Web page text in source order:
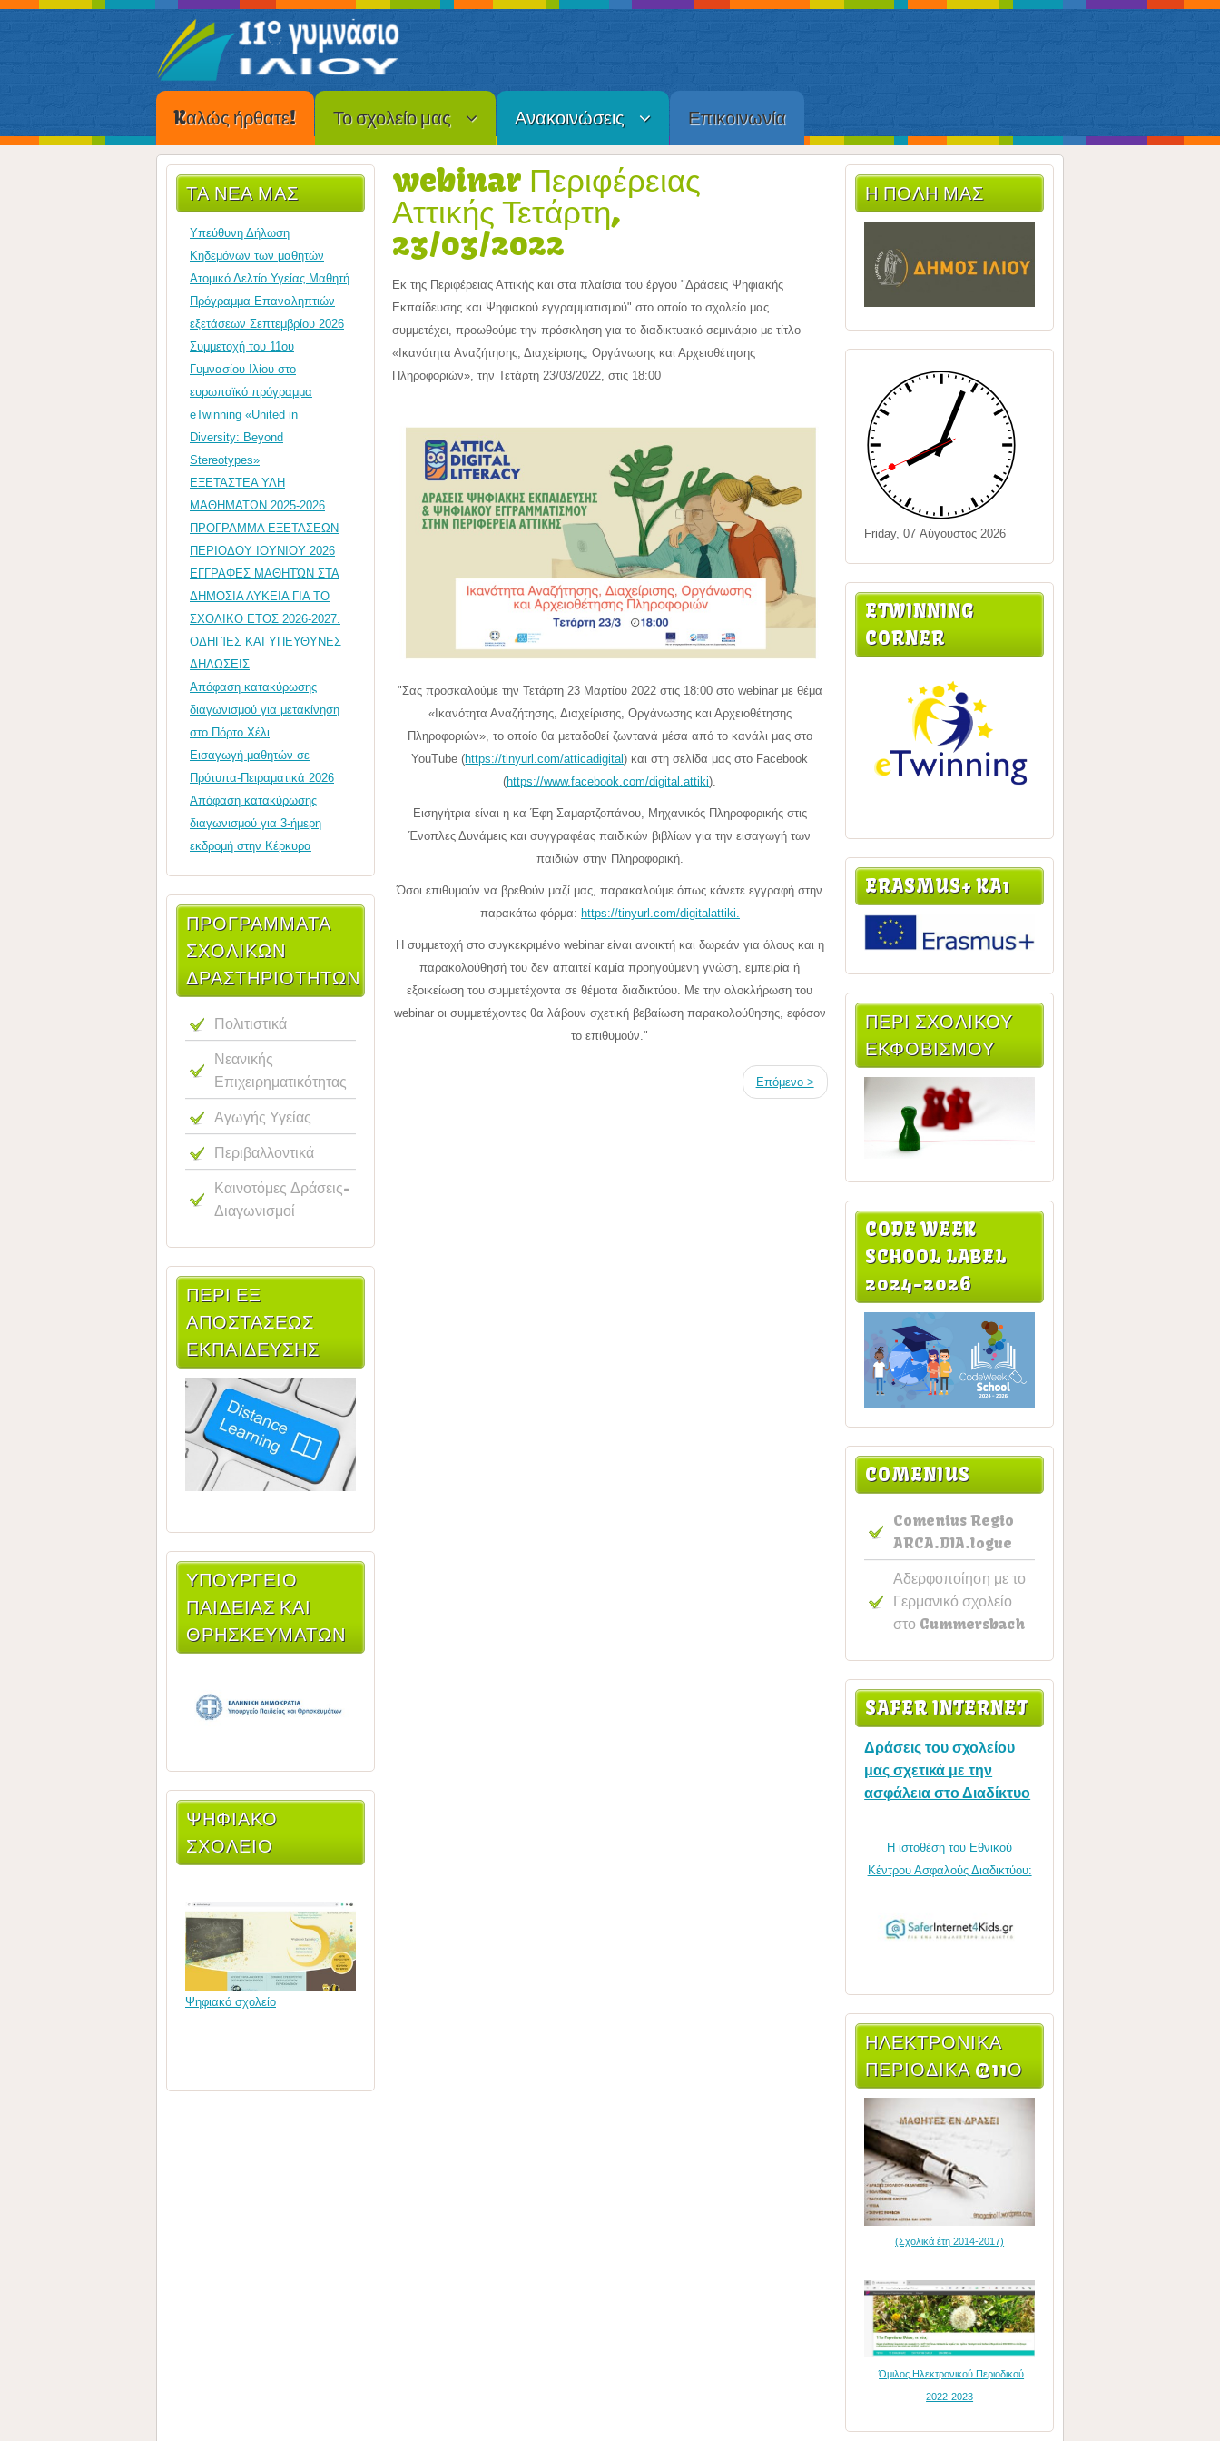
Kαλώς ήρθατε! Το σχολείο μας Ανακοινώσεις Επικοινωνία
ΤΑ ΝΈΑ ΜΑΣ
Υπεύθυνη Δήλωση
Κηδεμόνων των μαθητών
Ατομικό Δελτίο Υγείας Μαθητή
Πρόγραμμα Επαναληπτιών
εξετάσεων Σεπτεμβρίου 2026
Συμμετοχή του 11ου
Γυμνασίου Ιλίου στο
ευρωπαϊκό πρόγραμμα
eTwinning «United in
Diversity: Beyond
Stereotypes»
ΕΞΕΤΑΣΤΕΑ ΥΛΗ
ΜΑΘΗΜΑΤΩΝ 2025-2026
ΠΡΟΓΡΑΜΜΑ ΕΞΕΤΑΣΕΩΝ
ΠΕΡΙΟΔΟΥ ΙΟΥΝΙΟΥ 2026
ΕΓΓΡΑΦΕΣ ΜΑΘΗΤΏΝ ΣΤΑ
ΔΗΜΟΣΙΑ ΛΥΚΕΙΑ ΓΙΑ ΤΟ
ΣΧΟΛΙΚΟ ΕΤΟΣ 2026-2027.
ΟΔΗΓΊΕΣ ΚΑΙ ΥΠΕΥΘΥΝΕΣ
ΔΗΛΩΣΕΙΣ
Απόφαση κατακύρωσης
διαγωνισμού για μετακίνηση
στο Πόρτο Χέλι
Εισαγωγή μαθητών σε
Πρότυπα-Πειραματικά 2026
Απόφαση κατακύρωσης
διαγωνισμού για 3-ήμερη
εκδρομή στην Κέρκυρα
ΠΡΟΓΡΑΜΜΑΤΑ
ΣΧΟΛΙΚΩΝ
ΔΡΑΣΤΗΡΙΟΤΗΤΩΝ
Πολιτιστικά
Νεανικής
Επιχειρηματικότητας
Αγωγής Υγείας
Περιβαλλοντικά
Καινοτόμες Δράσεις-
Διαγωνισμοί
ΠΕΡΙ ΕΞ
ΑΠΟΣΤΑΣΕΩΣ
ΕΚΠΑΙΔΕΥΣΗΣ
ΥΠΟΥΡΓΕΊΟ
ΠΑΙΔΕΊΑΣ ΚΑΙ
ΘΡΗΣΚΕΥΜΆΤΩΝ
ΨΗΦΙΑΚΟ
ΣΧΟΛΕΙΟ
Ψηφιακό σχολείο
webinar Περιφέρειας
Αττικής Τετάρτη,
23/03/2022
Εκ της Περιφέρειας Αττικής και στα πλαίσια του έργου "Δράσεις Ψηφιακής
Εκπαίδευσης και Ψηφιακού εγγραμματισμού" στο οποίο το σχολείο μας
συμμετέχει, προωθούμε την πρόσκληση για το διαδικτυακό σεμινάριο με τίτλο
«Ικανότητα Αναζήτησης, Διαχείρισης, Οργάνωσης και Αρχειοθέτησης
Πληροφοριών», την Τετάρτη 23/03/2022, στις 18:00
"Σας προσκαλούμε την Τετάρτη 23 Μαρτίου 2022 στις 18:00 στο webinar με θέμα
«Ικανότητα Αναζήτησης, Διαχείρισης, Οργάνωσης και Αρχειοθέτησης
Πληροφοριών», το οποίο θα μεταδοθεί ζωντανά μέσα από το κανάλι μας στο
YouTube (https://tinyurl.com/atticadigital) και στη σελίδα μας στο Facebook
(https://www.facebook.com/digital.attiki).
Εισηγήτρια είναι η κα Έφη Σαμαρτζοπάνου, Μηχανικός Πληροφορικής στις
Ένοπλες Δυνάμεις και συγγραφέας παιδικών βιβλίων για την εισαγωγή των
παιδιών στην Πληροφορική.
Όσοι επιθυμούν να βρεθούν μαζί μας, παρακαλούμε όπως κάνετε εγγραφή στην
παρακάτω φόρμα: https://tinyurl.com/digitalattiki.
Η συμμετοχή στο συγκεκριμένο webinar είναι ανοικτή και δωρεάν για όλους και η
παρακολούθησή του δεν απαιτεί καμία προηγούμενη γνώση, εμπειρία ή
εξοικείωση του συμμετέχοντα σε θέματα διαδικτύου. Με την ολοκλήρωση του
webinar οι συμμετέχοντες θα λάβουν σχετική βεβαίωση παρακολούθησης, εφόσον
το επιθυμούν."
Επόμενο >
Η ΠΟΛΗ ΜΑΣ
Friday, 07 Αύγουστος 2026
ETWINNING
CORNER
ERASMUS+ KA1
ΠΕΡΙ ΣΧΟΛΙΚΟΥ
ΕΚΦΟΒΙΣΜΟΥ
CODE WEEK
SCHOOL LABEL
2024-2026
COMENIUS
Comenius Regio
ARCA.DIA.logue
Αδερφοποίηση με το
Γερμανικό σχολείο
στο Gummersbach
SAFER INTERNET
Δράσεις του σχολείου
μας σχετικά με την
ασφάλεια στο Διαδίκτυο
Η ιστοθέση του Εθνικού
Κέντρου Ασφαλούς Διαδικτύου:
ΗΛΕΚΤΡΟΝΙΚΆ
ΠΕΡΙΟΔΙΚΆ @11Ο
(Σχολικά έτη 2014-2017)
Όμιλος Ηλεκτρονικού Περιοδικού
2022-2023